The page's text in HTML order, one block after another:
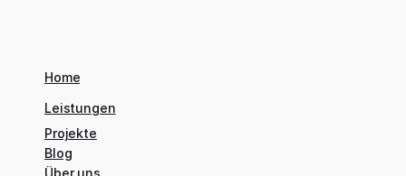
Home
Leistungen
Projekte
Blog
Über uns